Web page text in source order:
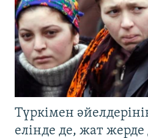
Түркімен
елінде де, жат